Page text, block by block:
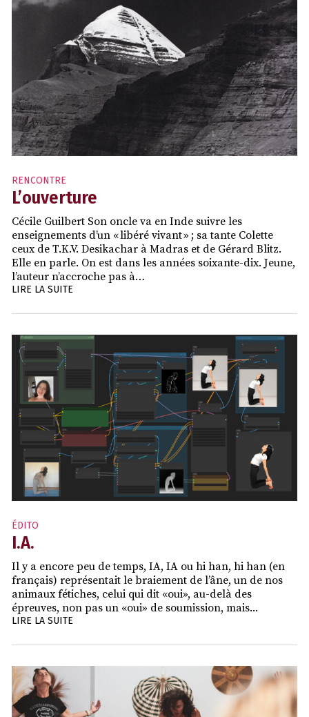
RENCONTRE
L’ouverture
Cécile Guilbert Son oncle va en Inde suivre les
enseignements d’un « libéré vivant » ; sa tante Colette
ceux de T.K.V. Desikachar à Madras et de Gérard Blitz.
Elle en parle. On est dans les années soixante-dix. Jeune,
l’auteur n’accroche pas à…
LIRE LA SUITE
ÉDITO
I.A.
Il y a encore peu de temps, IA, IA ou hi han, hi han (en
français) représentait le braiement de l’âne, un de nos
animaux fétiches, celui qui dit «oui», au-delà des
épreuves, non pas un «oui» de soumission, mais...
LIRE LA SUITE